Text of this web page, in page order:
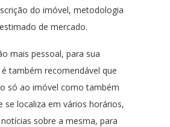
do imóvel, metodologia
de mercado.
mais pessoal, para sua
também recomendável que
só ao imóvel como também
se localiza em vários horários,
sobre a mesma, para